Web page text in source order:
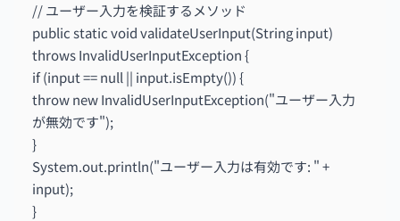
// ユーザー入力を検証するメソッド
public static void validateUserInput(String input)
throws InvalidUserInputException {
if (input == null || input.isEmpty()) {
throw new InvalidUserInputException("ユーザー入力
が無効です");
}
System.out.println("ユーザー入力は有効です: " +
input);
}